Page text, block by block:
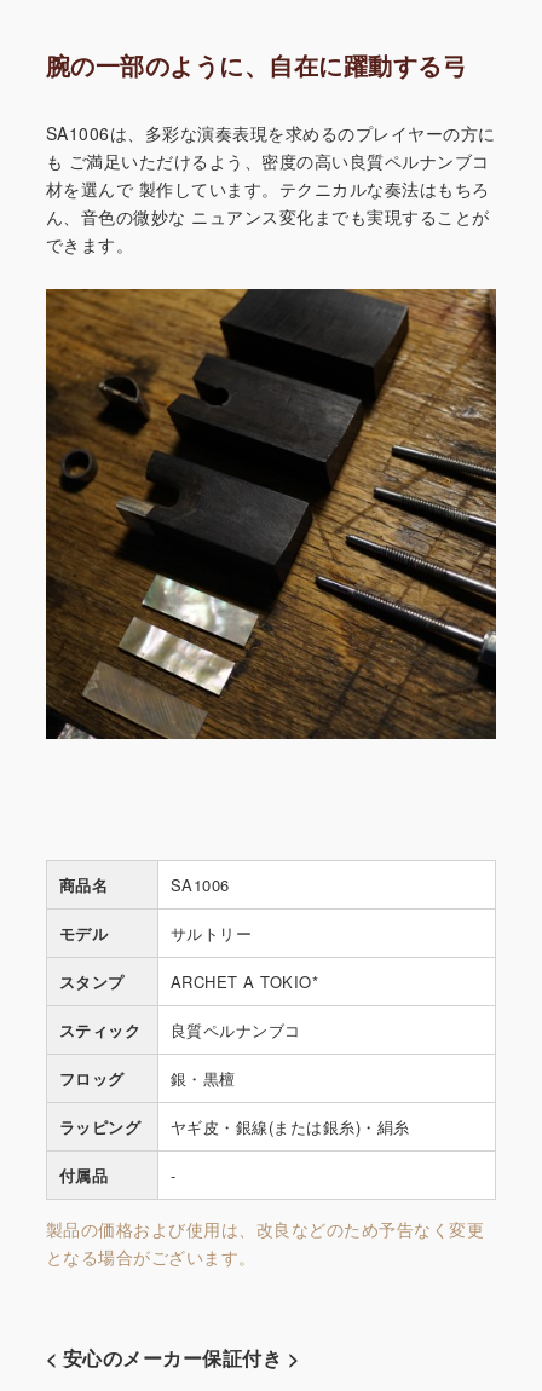
腕の一部のように、自在に躍動する弓
SA1006は、多彩な演奏表現を求めるのプレイヤーの方に
も ご満足いただけるよう、密度の高い良質ペルナンブコ
材を選んで 製作しています。テクニカルな奏法はもちろ
ん、音色の微妙な ニュアンス変化までも実現することが
できます。
商品名 SA1006
モデル サルトリー
スタンプ ARCHET A TOKIO*
スティック 良質ペルナンブコ
フロッグ 銀・黒檀
ラッピング ヤギ皮・銀線(または銀糸)・絹糸
付属品 -
製品の価格および使用は、改良などのため予告なく変更
となる場合がございます。
< 安心のメーカー保証付き >